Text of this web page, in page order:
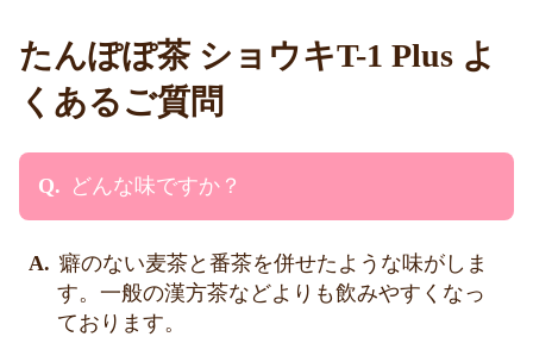
たんぽぽ茶 ショウキT-1 Plus よ
くあるご質問
どんな味ですか？
癖のない麦茶と番茶を併せたような味がしま
す。一般の漢方茶などよりも飲みやすくなっ
ております。